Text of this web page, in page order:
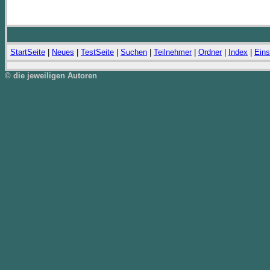
StartSeite Neues TestSeite Suchen Teilnehmer| Ordner| Index
© die jeweiligen Autoren